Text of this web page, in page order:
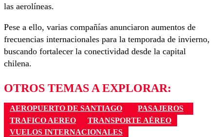
las aerolíneas.
Pese a ello, varias compañías anunciaron aumentos de
frecuencias internacionales para la temporada de invierno,
buscando fortalecer la conectividad desde la capital
chilena.
OTROS TEMAS A EXPLORAR:
AEROPUERTO DE SANTIAGO
PASAJEROS
TRAFICO AEREO
TRANSPORTE AÉREO
VUELOS INTERNACIONALES